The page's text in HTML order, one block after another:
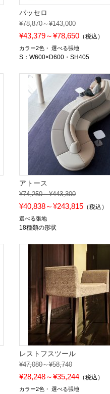
パッセロ
¥78,870～¥143,000
¥43,379～¥78,650 （税込）
カラー2色 選べる張地
S：W600×D600・SH405
アトース
¥74,250～¥443,300
¥40,838～¥243,815 （税込）
選べる張地
18種類の形状
レストフスツール
¥47,080～¥58,740
¥28,248～¥35,244 （税込）
カラー2色 選べる張地